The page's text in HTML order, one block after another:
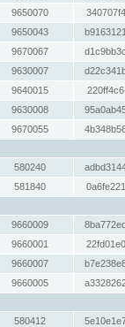
9650070
9650043
9670067
9630007
9640015
9630008
9670055
580240
581840
9660009
9660001
9660007
9660005
580412